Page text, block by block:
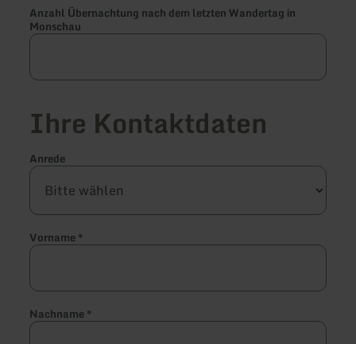
Anzahl Übernachtung nach dem letzten Wandertag in
Monschau
Ihre Kontaktdaten
Anrede
Vorname*
Nachname*